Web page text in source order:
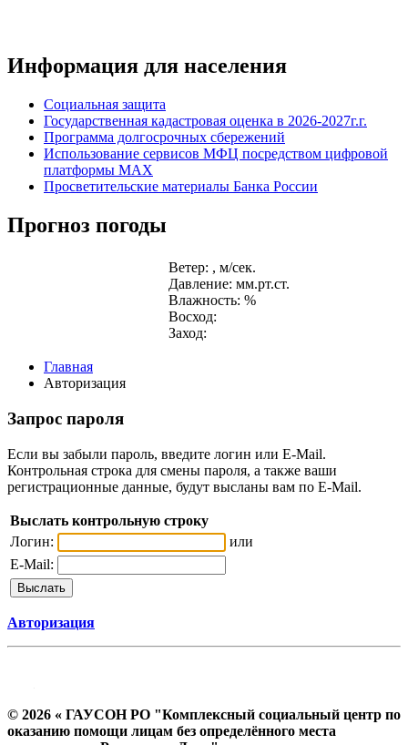
Информация для населения
Социальная защита
Государственная кадастровая оценка в 2026-2027г.г.
Программа долгосрочных сбережений
Использование сервисов МФЦ посредством цифровой
платформы MAX
Просветительские материалы Банка России
Прогноз погоды
Ветер: , м/сек.
Давление: мм.рт.ст.
Влажность: %
Восход:
Заход:
Главная
Авторизация
Запрос пароля
Если вы забыли пароль, введите логин или E-Mail.
Контрольная строка для смены пароля, а также ваши
регистрационные данные, будут высланы вам по E-Mail.
Выслать контрольную строку
Логин:
или
E-Mail:
Авторизация
© 2026 « ГАУСОН РО "Комплексный социальный центр по
оказанию помощи лицам без определённого места